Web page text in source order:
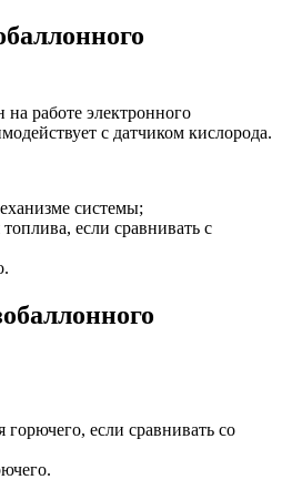
работе электронного
с датчиком кислорода.
системы;
если сравнивать с
горючего, если сравнивать со